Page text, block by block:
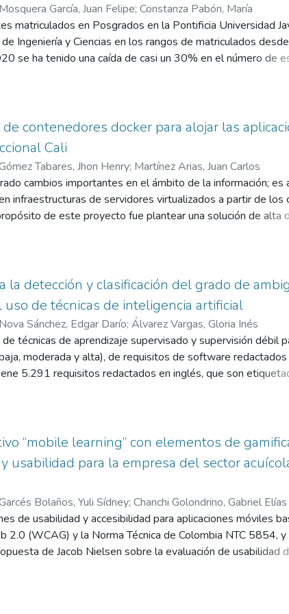
cada paso con su respectiva plantilla.
Mosquera García, Juan Felipe; Constanza Pabón, María
matriculados en Posgrados en la Pontificia Universidad
Ingeniería y Ciencias en los rangos de matriculados
se ha tenido una caída de casi un 30% en el número de
de educación superior porque la deserción
esta creciente tendencia regional, nacional y global.
desde el año 2020 obligó a muchas instituciones de
hacia los nuevos integrantes en los diferentes niveles
surgió entonces como una alternativa para que las
alternativas de educación a los diferentes
para mantener la productividad, evitar la exposición al
Sin embargo, también supuso una nueva forma de
Esta oferta significaba la explotación de los
a los clientes de forma oportuna y asertiva.
contenedores docker para alojar las
Cali
Tabares, Jhon Henry; Martínez Arias, Juan Carlos
cambios importantes en el ámbito de la información; es
infraestructuras de servidores virtualizados a partir de los
de este proyecto fue plantear una solución de alta
Javeriana Cali, que permita alojar las diferentes
largo del documento, así como un trabajo detallado en
etapa detallada de diseño, otra de validación mediante
la detección y clasificación del grado de
de técnicas de inteligencia artificial
Nova Sánchez, Edgar Darío; Álvarez Vargas, Gloria Inés
técnicas de aprendizaje supervisado y supervisión débil
moderada y alta), de requisitos de software
5.291 requisitos redactados en inglés, que son
de link grammar. Se evalúa el desempeño de la
con los modelos de redes neuronales recurrentes LSTM
baja, 62 % en la clase ambigüedad moderada y 75 % en
% de clasificaciones correctas del grado de ambigüedad.
“mobile learning” con elementos de
usabilidad para la empresa del sector
Bolaños, Yuli Sídney; Chanchi Golondrino, Gabriel Elías
de usabilidad y accesibilidad para aplicaciones móviles
2.0 (WCAG) y la Norma Técnica de Colombia NTC 5854,
de Jacob Nielsen sobre la evaluación de usabilidad
de las recomendaciones a través de
para la enseñanza y aprendizaje de las